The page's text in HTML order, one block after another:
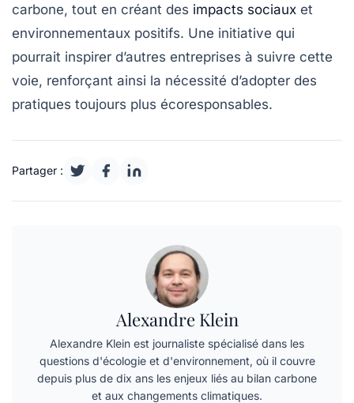
carbone, tout en créant des impacts sociaux et
environnementaux positifs. Une initiative qui
pourrait inspirer d’autres entreprises à suivre cette
voie, renforçant ainsi la nécessité d’adopter des
pratiques toujours plus écoresponsables.
Partager :
Alexandre Klein
Alexandre Klein est journaliste spécialisé dans les
questions d'écologie et d'environnement, où il couvre
depuis plus de dix ans les enjeux liés au bilan carbone
et aux changements climatiques.